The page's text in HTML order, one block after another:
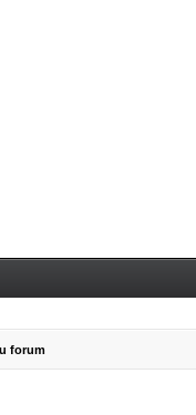
forum